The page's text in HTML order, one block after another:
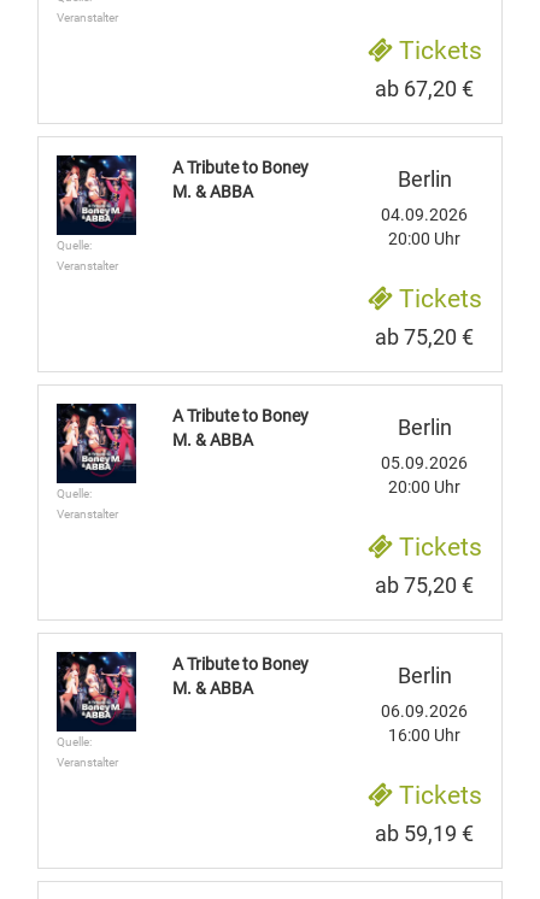
Veranstalter
Tickets
ab 67,20 €
Quelle:
Veranstalter
A Tribute to Boney
M. & ABBA
Berlin
04.09.2026
20:00 Uhr
Tickets
ab 75,20 €
Quelle:
Veranstalter
A Tribute to Boney
M. & ABBA
Berlin
05.09.2026
20:00 Uhr
Tickets
ab 75,20 €
Quelle:
Veranstalter
A Tribute to Boney
M. & ABBA
Berlin
06.09.2026
16:00 Uhr
Tickets
ab 59,19 €